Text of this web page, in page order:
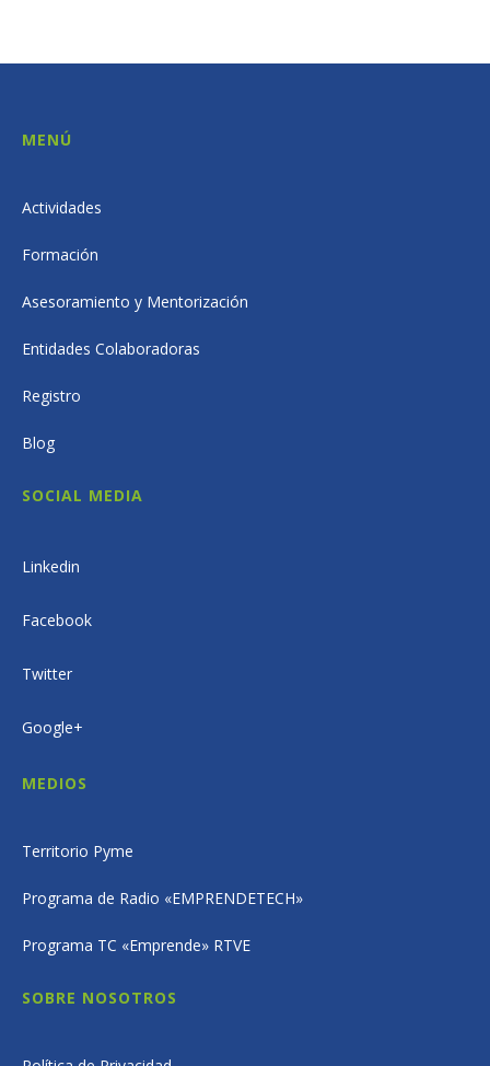
MENÚ
Actividades
Formación
Asesoramiento y Mentorización
Entidades Colaboradoras
Registro
Blog
SOCIAL MEDIA
Linkedin
Facebook
Twitter
Google+
MEDIOS
Territorio Pyme
Programa de Radio «EMPRENDETECH»
Programa TC «Emprende» RTVE
SOBRE NOSOTROS